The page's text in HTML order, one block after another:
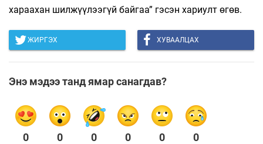
хараахан шилжүүлээгүй байгаа” гэсэн хариулт өгөв.
ЖИРГЭХ ХУВААЛЦАХ
Энэ мэдээ танд ямар санагдав?
0 0 0 0 0 0